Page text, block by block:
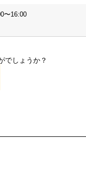
〜16:00
でしょうか？